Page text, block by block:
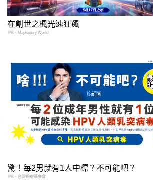
在創世之楓光速狂飆
PR・Maplestory World
驚！每2男就有1人中標？不可能吧？
PR・台灣癌症基金會